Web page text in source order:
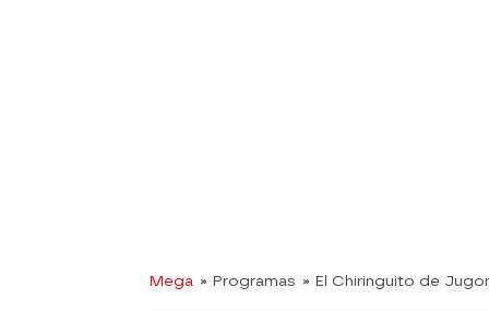
Mega » Programas » El Chiringuito de